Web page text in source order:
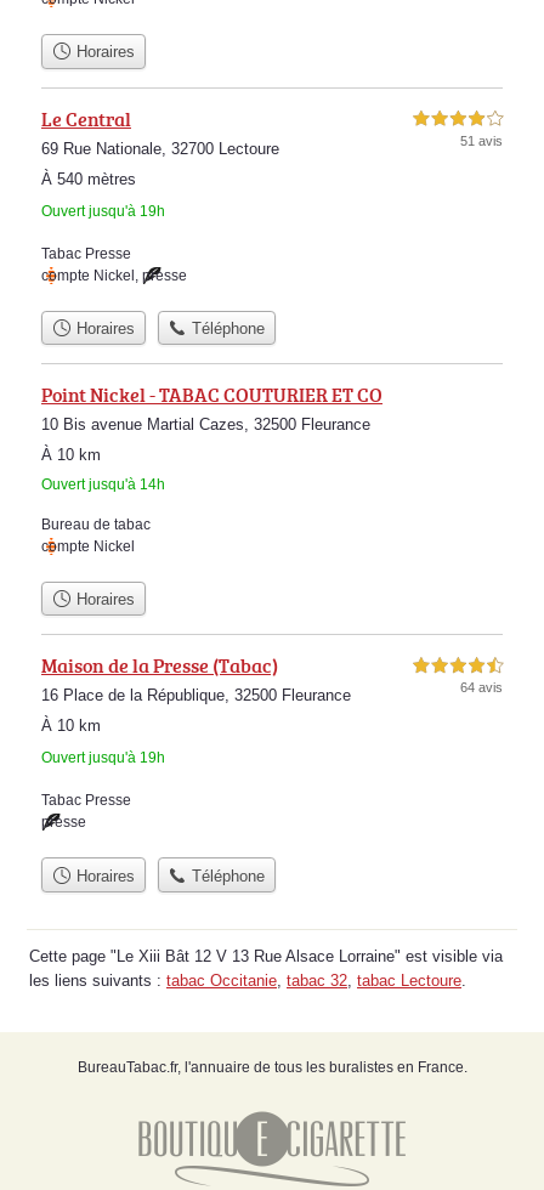
Horaires
Le Central
69 Rue Nationale, 32700 Lectoure
À 540 mètres
Ouvert jusqu'à 19h
4,0 étoiles sur 5
51 avis
Tabac Presse
compte Nickel presse
Horaires Téléphone
Point Nickel - TABAC COUTURIER ET CO
10 Bis avenue Martial Cazes, 32500 Fleurance
À 10 km
Ouvert jusqu'à 14h
Bureau de tabac
compte Nickel
Horaires
Maison de la Presse (Tabac)
16 Place de la République, 32500 Fleurance
À 10 km
Ouvert jusqu'à 19h
4,5 étoiles sur 5
64 avis
Tabac Presse
presse
Horaires Téléphone
Cette page "Le Xiii Bât 12 V 13 Rue Alsace Lorraine" est visible via
les liens suivants : tabac Occitanie tabac 32 tabac Lectoure
BureauTabac.fr, l'annuaire de tous les buralistes en France.